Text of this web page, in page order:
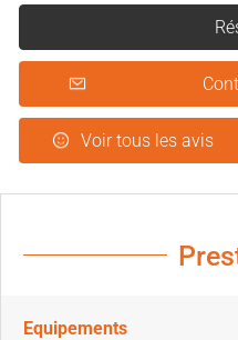
Voir tous les avis
Equipements